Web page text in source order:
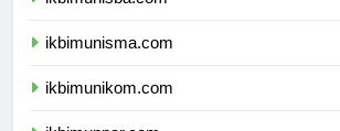
ikbimunisma.com
ikbimunikom.com